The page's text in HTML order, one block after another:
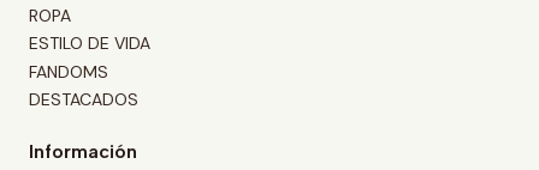
ROPA
ESTILO DE VIDA
FANDOMS
DESTACADOS
Información